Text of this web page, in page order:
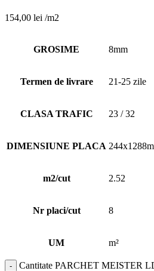
154,00 lei /m2
GROSIME 8mm
Termen de livrare 21-25 zile
CLASA TRAFIC 23 / 32
DIMENSIUNE PLACA
m2/cut 2.52
Nr placi/cut 8
UM m²
Cantitate PARCHET MEISTER